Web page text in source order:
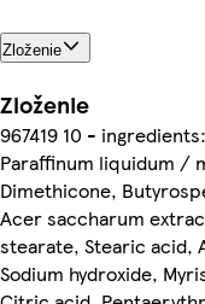
Zloženie
Zloženie
967419 10 -
Paraffinum liquidum /
Dimethicone,
Acer saccharum
stearate, Stearic acid,
Sodium hydroxide,